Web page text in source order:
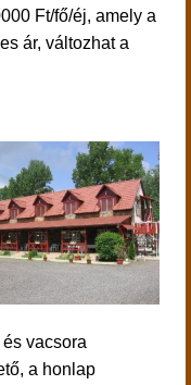
Ft/fő/éj, amely a
ár, változhat a
vacsora
a honlap